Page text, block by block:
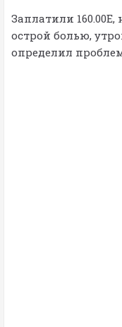
Заплатили
острой болью,
определил